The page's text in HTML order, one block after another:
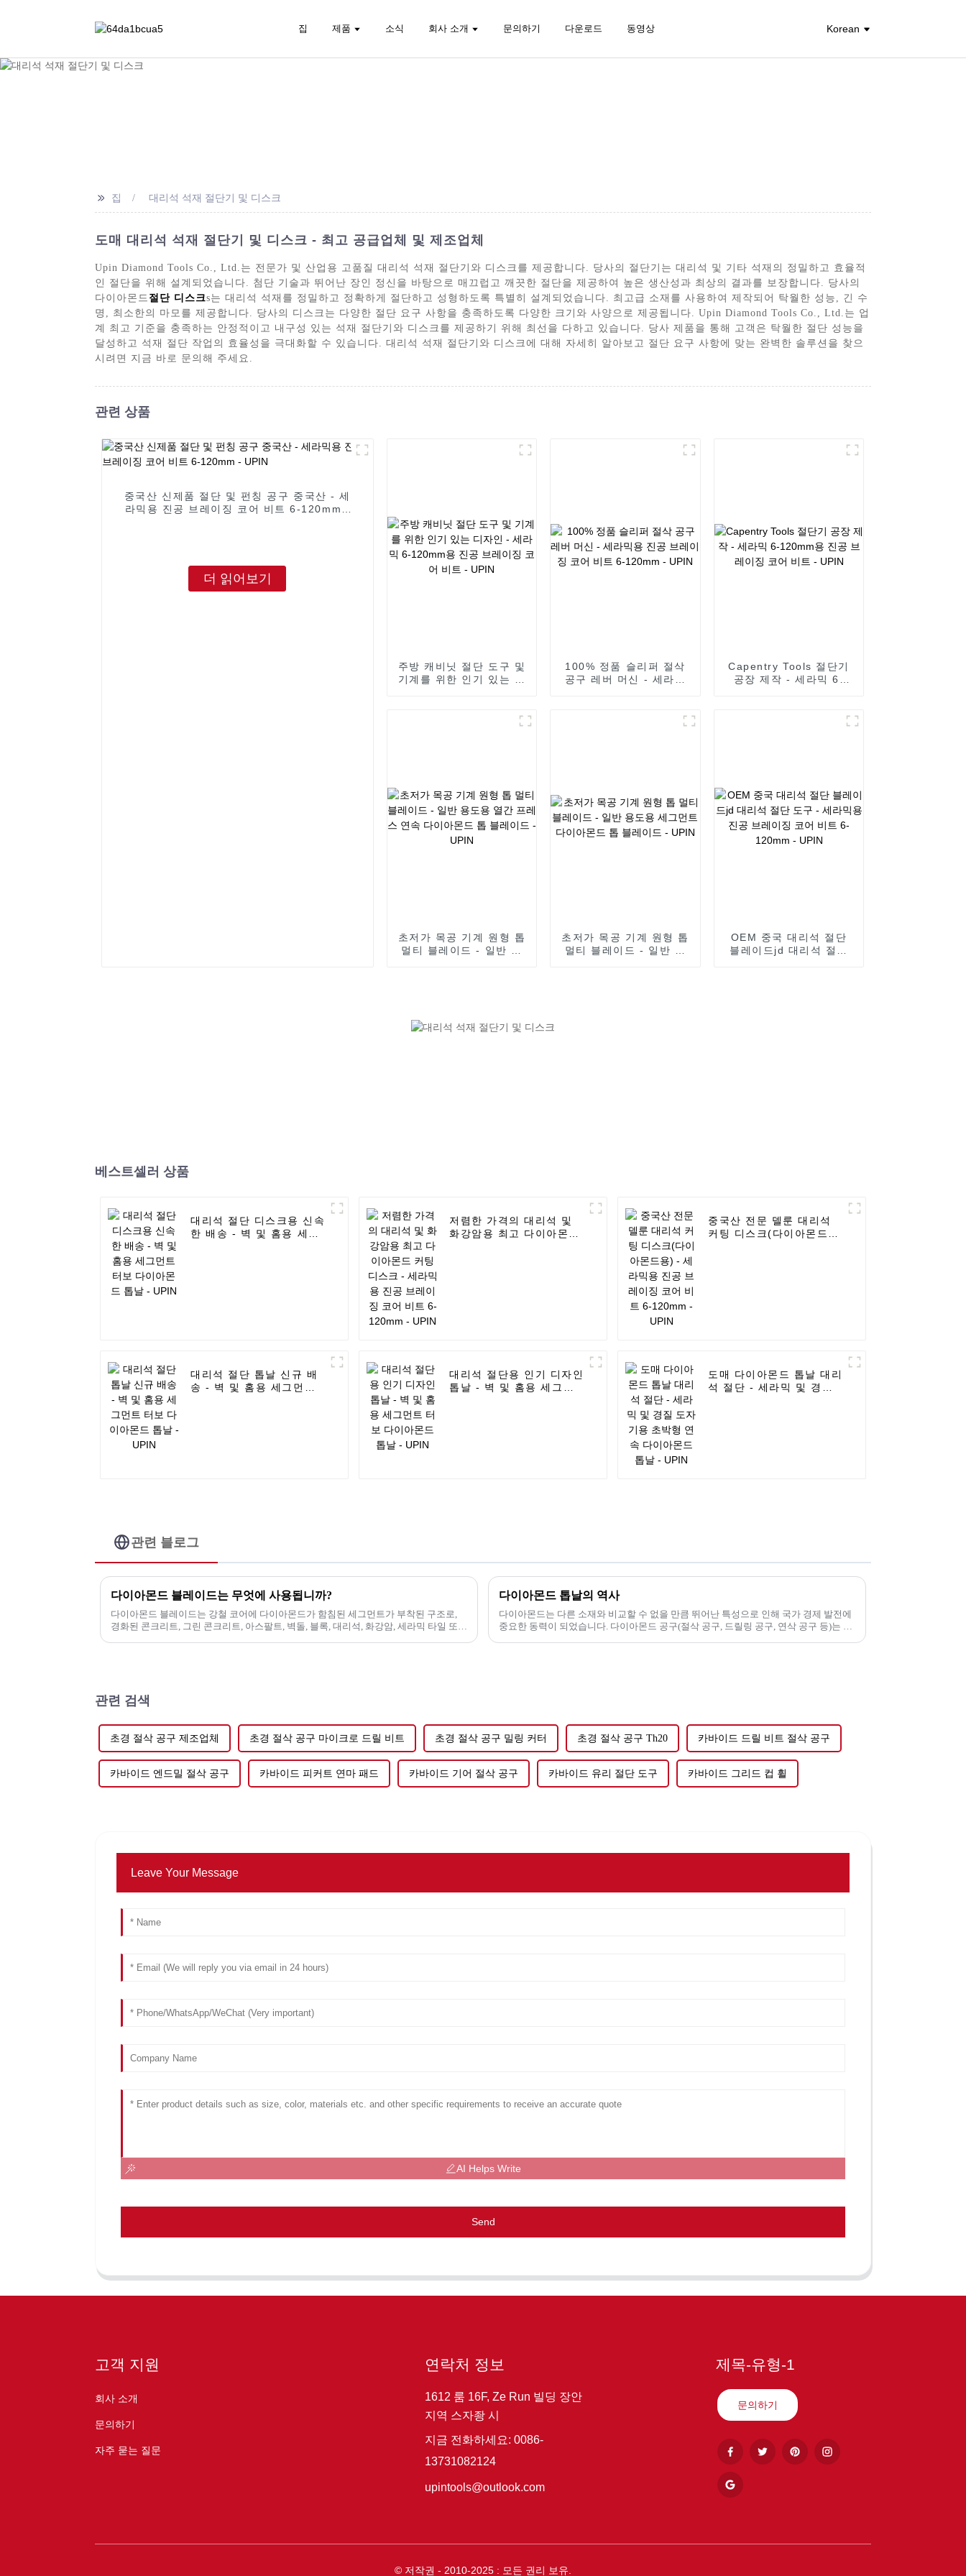
집 제품 소식 회사 소개 문의하기 다운로드 동영상 Korean
>> 집 대리석 석재 절단기 및 디스크
도매 대리석 석재 절단기 및 디스크 - 최고 공급업체 및 제조업체
Upin Diamond Tools Co., Ltd.는 전문가 및 산업용 고품질 대리석 석재 절단기와 디스크를 제공합니다. 당사의 절단기는 대리석 및 기타 석재의 정밀하고 효율적
인 절단을 위해 설계되었습니다. 첨단 기술과 뛰어난 장인 정신을 바탕으로 매끄럽고 깨끗한 절단을 제공하여 높은 생산성과 최상의 결과를 보장합니다. 당사의
다이아몬드 절단 디스크s는 대리석 석재를 정밀하고 정확하게 절단하고 성형하도록 특별히 설계되었습니다. 최고급 소재를 사용하여 제작되어 탁월한 성능, 긴 수
명, 최소한의 마모를 제공합니다. 당사의 디스크는 다양한 절단 요구 사항을 충족하도록 다양한 크기와 사양으로 제공됩니다. Upin Diamond Tools Co., Ltd.는 업
계 최고 기준을 충족하는 안정적이고 내구성 있는 석재 절단기와 디스크를 제공하기 위해 최선을 다하고 있습니다. 당사 제품을 통해 고객은 탁월한 절단 성능을
달성하고 석재 절단 작업의 효율성을 극대화할 수 있습니다. 대리석 석재 절단기와 디스크에 대해 자세히 알아보고 절단 요구 사항에 맞는 완벽한 솔루션을 찾으
시려면 지금 바로 문의해 주세요.
관련 상품
중국산 신제품 절단 및 펀칭 공구 중국산 - 세
라믹용 진공 브레이징 코어 비트 6-120mm -
더 읽어보기
주방 캐비닛 절단 도구 및
기계를 위한 인기 있는 디
100% 정품 슬리퍼 절삭
공구 레버 머신 - 세라믹
Capentry Tools 절단기
공장 제작 - 세라믹 6-
초저가 목공 기계 원형 톱
멀티 블레이드 - 일반 용
초저가 목공 기계 원형 톱
멀티 블레이드 - 일반 용
OEM 중국 대리석 절단
블레이드jd 대리석 절단
베스트셀러 상품
대리석 절단 디스크용 신속
한 배송 - 벽 및 홈용 세그
저렴한 가격의 대리석 및
화강암용 최고 다이아몬드
중국산 전문 델룬 대리석
커팅 디스크(다이아몬드
대리석 절단 톱날 신규 배
송 - 벽 및 홈용 세그먼트
대리석 절단용 인기 디자인
톱날 - 벽 및 홈용 세그먼
도매 다이아몬드 톱날 대리
석 절단 - 세라믹 및 경질
관련 블로그
다이아몬드 블레이드는 무엇에 사용됩니까?
다이아몬드 블레이드는 강철 코어에 다이아몬드가 함침된 세그먼트가 부착된 구조로,
경화된 콘크리트, 그린 콘크리트, 아스팔트, 벽돌, 블록, 대리석, 화강암, 세라믹 타일 또는
다이아몬드 톱날의 역사
다이아몬드는 다른 소재와 비교할 수 없을 만큼 뛰어난 특성으로 인해 국가 경제 발전에
중요한 동력이 되었습니다. 다이아몬드 공구(절삭 공구, 드릴링 공구, 연삭 공구 등)는 다
관련 검색
초경 절삭 공구 제조업체 초경 절삭 공구 마이크로 드릴 비트 초경 절삭 공구 밀링 커터 초경 절삭 공구 Th20 카바이드 드릴 비트 절삭 공구
카바이드 엔드밀 절삭 공구 카바이드 피커트 연마 패드 카바이드 기어 절삭 공구 카바이드 유리 절단 도구 카바이드 그리드 컵 휠
Leave Your Message
AI Helps Write
Send
고객 지원
회사 소개
문의하기
자주 묻는 질문
연락처 정보
1612 룸 16F, Ze Run 빌딩 장안
지역 스자좡 시
지금 전화하세요: 0086-
13731082124
upintools@outlook.com
제목-유형-1
문의하기
© 저작권 - 2010-2025 : 모든 권리 보유.